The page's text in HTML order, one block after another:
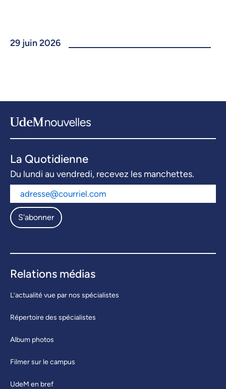
29 juin 2026
La Quotidienne
Du lundi au vendredi, recevez les manchettes.
S'abonner
Relations médias
L’actualité vue par nos spécialistes
Répertoire des spécialistes
Album photos
Filmer sur le campus
UdeM en bref